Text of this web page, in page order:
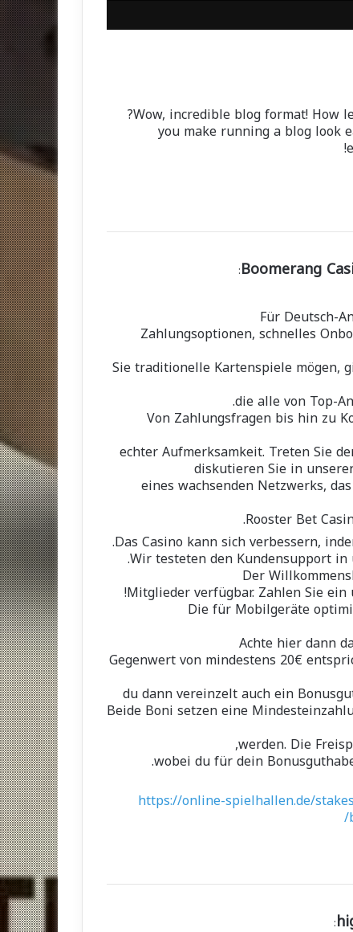
Wow, incredible blog format! How
you make running a blog look
Boomerang
:
Für Deutsch-
Zahlungsoptionen, schnelles
Sie traditionelle Kartenspiele mögen,
die alle von Top-
Von Zahlungsfragen bis hin zu
echter Aufmerksamkeit. Treten Sie
diskutieren Sie in
eines wachsenden Netzwerks,
Rooster Bet
Das Casino kann sich verbessern,
Wir testeten den Kundensupport in
Der
Mitglieder verfügbar. Zahlen Sie
Die für Mobilgeräte
Achte hier dann
Gegenwert von mindestens 20€
du dann vereinzelt auch ein
Beide Boni setzen eine
werden. Die
wobei du für dein
https://online-spielhallen.de/
: